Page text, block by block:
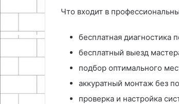
Что входит в
бесплатная диагностика
бесплатный выезд
подбор оптимального
аккуратный монтаж без
проверка и настройка